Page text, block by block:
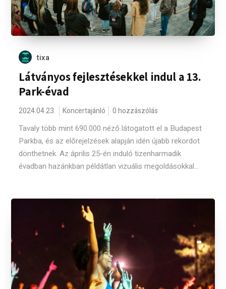
tixa
Látványos fejlesztésekkel indul a 13.
Park-évad
2024.04.23. Koncertajánló 0 hozzászólás
Tavaly több mint 690.000 néző látogatott el a Budapest
Parkba, és az előrejelzések alapján idén újabb rekordot
dönthetnek. Az április 25-én induló tizenharmadik
évadban hazánkban példátlan vizuális megoldásokkal...